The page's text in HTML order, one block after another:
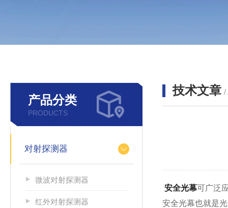
产品分类
PRODUCTS
对射探测器
微波对射探测器
红外对射探测器
技术文章 /
安全光幕可广泛
安全光幕也就是